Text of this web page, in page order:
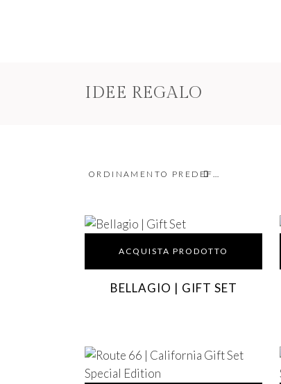
IDEE REGALO
ORDINAMENTO PREDEFINITO
ACQUISTA PRODOTTO
BELLAGIO | GIFT SET